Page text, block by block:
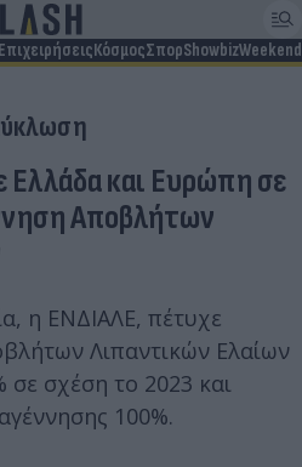
ΕπιχειρήσειςΚόσμοςΣπορShowbizWeekend
και Ευρώπη σε
Αποβλήτων
η ΕΝΔΙΑΛΕ, πέτυχε
Λιπαντικών Ελαίων
σε σχέση το 2023 και
100%.